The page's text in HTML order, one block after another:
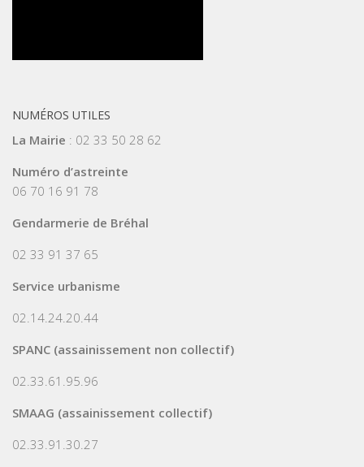
NUMÉROS UTILES
La Mairie : 02 33 50 28 62
Numéro d’astreinte
06 70 16 91 78
Gendarmerie de Bréhal
02 33 91 37 65
Service urbanisme
02.14.24.20.44
SPANC (assainissement non collectif)
02.33.61.95.96
SMAAG (assainissement collectif)
02.33.91.30.27